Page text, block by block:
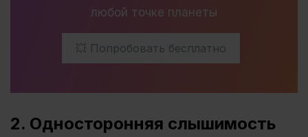
любой точке планеты
💥 Попробовать бесплатно
2. Односторонняя слышимость